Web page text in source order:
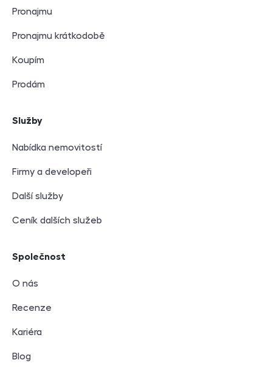
Pronajmu
Pronajmu krátkodobě
Koupím
Prodám
Služby
Nabídka nemovitostí
Firmy a developeři
Další služby
Ceník dalších služeb
Společnost
O nás
Recenze
Kariéra
Blog